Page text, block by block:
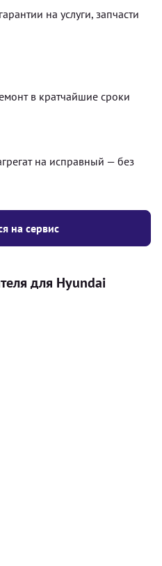
на сервис
на услуги, запчасти
в кратчайшие сроки
на исправный — без
для Hyundai